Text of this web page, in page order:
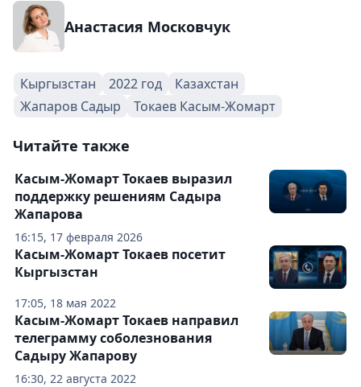
Анастасия Московчук
Кыргызстан 2022 год
Казахстан
Жапаров Садыр
Токаев Касым-Жомарт
Читайте также
16:15, 17 февраля 2026
Касым-Жомарт Токаев выразил
поддержку решениям Садыра
Жапарова
17:05, 18 мая 2022
Касым-Жомарт Токаев посетит
Кыргызстан
16:30, 22 августа 2022
Касым-Жомарт Токаев направил
телеграмму соболезнования
Садыру Жапарову